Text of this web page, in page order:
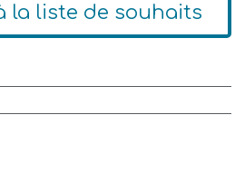
la liste de souhaits